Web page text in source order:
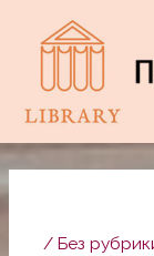
/Без
Навигация
по